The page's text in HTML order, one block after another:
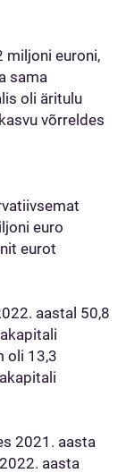
miljoni euroni,
sama
oli äritulu
võrreldes
euro
eurot
aastal 50,8
oli 13,3
2021. aasta
aasta